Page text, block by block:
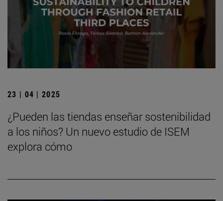
23 | 04 | 2025
¿Pueden las tiendas enseñar sostenibilidad
a los niños? Un nuevo estudio de ISEM
explora cómo